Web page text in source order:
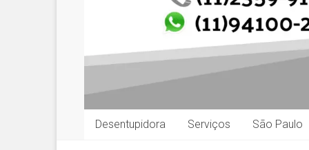
Desentupidora Serviços São Paulo